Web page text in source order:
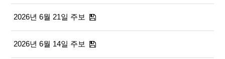
2026년 6월 21일 주보
2026년 6월 14일 주보